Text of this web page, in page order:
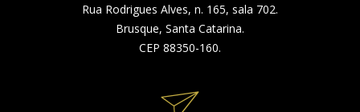
Rua Rodrigues Alves, n. 165, sala 702.
Brusque, Santa Catarina.
CEP 88350-160.